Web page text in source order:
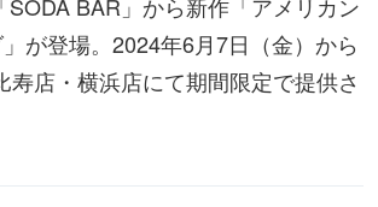
が登場。2024年6月7日（金）から
寿店・横浜店にて期間限定で提供さ